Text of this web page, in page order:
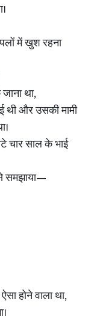
में खुश रहना
था,
थी और उसकी मामी
चार साल के भाई
समझाया—
होने वाला था,